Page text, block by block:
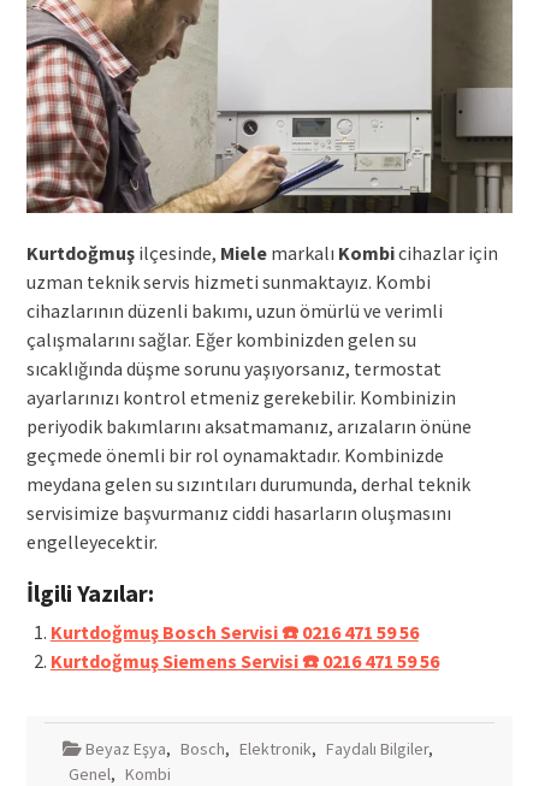
Kurtdoğmuşilçesinde, Mielemarkalı Kombicihazlar için
uzman teknik servis hizmeti sunmaktayız. Kombi
cihazlarının düzenli bakımı, uzun ömürlü ve verimli
çalışmalarını sağlar. Eğer kombinizden gelen su
sıcaklığında düşme sorunu yaşıyorsanız, termostat
ayarlarınızı kontrol etmeniz gerekebilir. Kombinizin
periyodik bakımlarını aksatmamanız, arızaların önüne
geçmede önemli bir rol oynamaktadır. Kombinizde
meydana gelen su sızıntıları durumunda, derhal teknik
servisimize başvurmanız ciddi hasarların oluşmasını
engelleyecektir.
İlgili Yazılar:
Kurtdoğmuş Bosch Servisi ☎️ 0216 471 59 56
Kurtdoğmuş Siemens Servisi ☎️ 0216 471 59 56
Beyaz Eşya, Bosch, Elektronik, Faydalı Bilgiler,
Genel, Kombi